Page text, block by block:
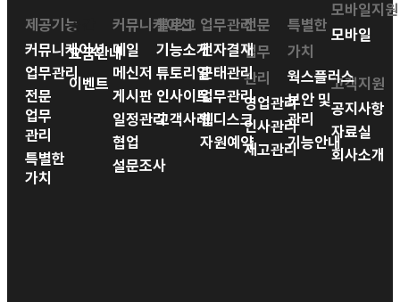
제공기능
커뮤니케이션
업무관리
전문
업무
관리
특별한
가치
공간
요금안내
이벤트
커뮤니케이션
메일
메신저
게시판
일정관리
협업
설문조사
블로그
기능소개
튜토리얼
인사이트
고객사례
업무관리
전자결재
근태관리
업무관리
웹디스크
자원예약
전문
업무
관리
영업관리
인사관리
재고관리
특별한
가치
웍스플러스
보안 및
관리
기능안내
모바일지원
모바일
고객지원
공지사항
자료실
회사소개